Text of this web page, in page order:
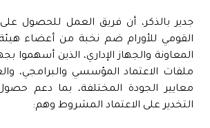
جدير بالذكر، أن فريق العمل للحصول على
القومي للأورام ضم نخبة من أعضاء هيئة
المعاونة والجهاز الإداري، الذين أسهموا
ملفات الاعتماد المؤسسي والبرامجي،
معايير الجودة المختلفة، بما دعم
التخدير على الاعتماد المشروط وهم: